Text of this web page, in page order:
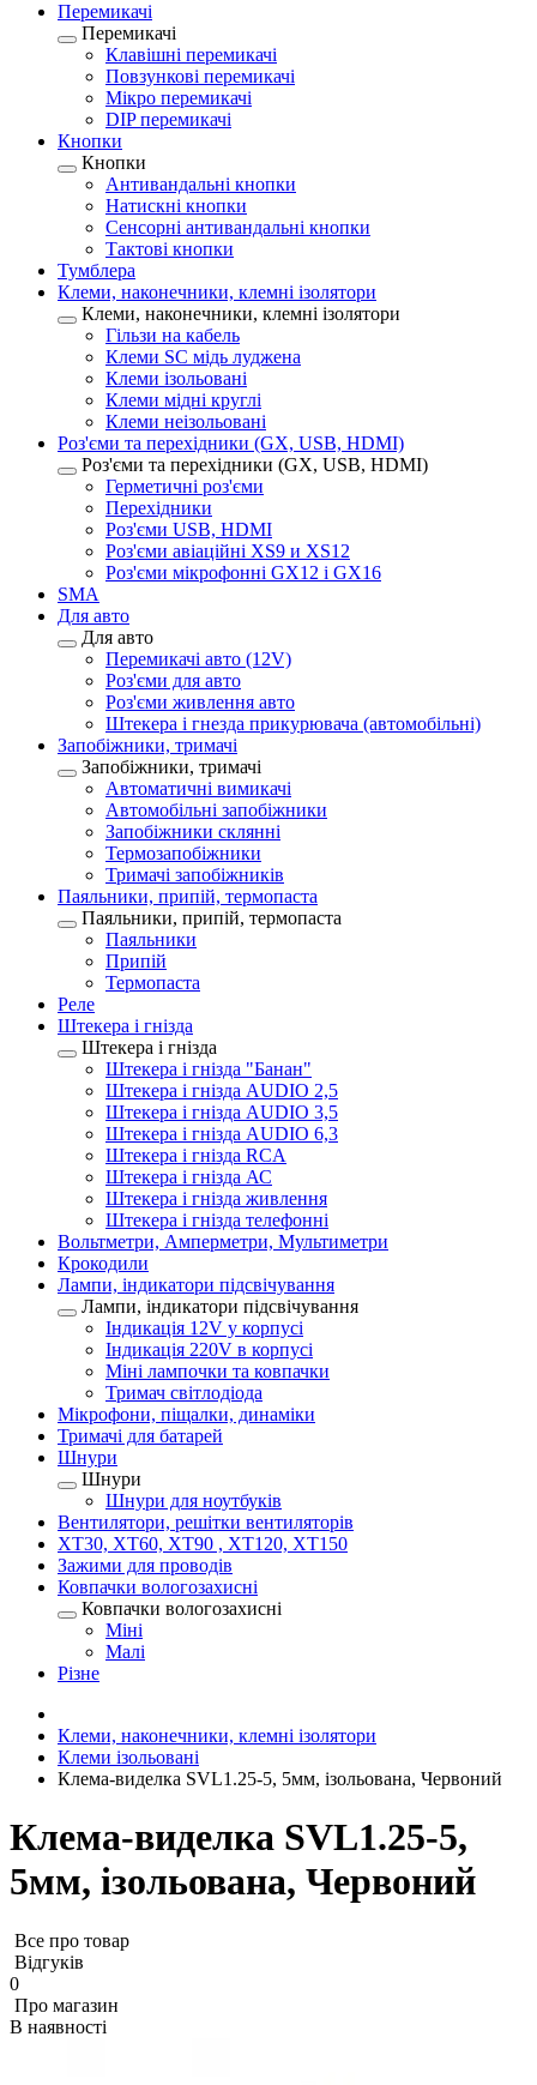
Перемикачі
Перемикачі
Клавішні перемикачі
Повзункові перемикачі
Мікро перемикачі
DIP перемикачі
Кнопки
Кнопки
Антивандальні кнопки
Натискні кнопки
Сенсорні антивандальні кнопки
Тактові кнопки
Тумблера
Клеми, наконечники, клемні ізолятори
Клеми, наконечники, клемні ізолятори
Гільзи на кабель
Клеми SC мідь луджена
Клеми ізольовані
Клеми мідні круглі
Клеми неізольовані
Роз'єми та перехідники (GX, USB, HDMI)
Роз'єми та перехідники (GX, USB, HDMI)
Герметичні роз'єми
Перехідники
Роз'єми USB, HDMI
Роз'єми авіаційні XS9 и XS12
Роз'єми мікрофонні GX12 і GX16
SMA
Для авто
Для авто
Перемикачі авто (12V)
Роз'єми для авто
Роз'єми живлення авто
Штекера і гнезда прикурювача (автомобільні)
Запобіжники, тримачі
Запобіжники, тримачі
Автоматичні вимикачі
Автомобільні запобіжники
Запобіжники склянні
Термозапобіжники
Тримачі запобіжників
Паяльники, припій, термопаста
Паяльники, припій, термопаста
Паяльники
Припій
Термопаста
Реле
Штекера і гнізда
Штекера і гнізда
Штекера і гнізда "Банан"
Штекера і гнізда AUDIO 2,5
Штекера і гнізда AUDIO 3,5
Штекера і гнізда AUDIO 6,3
Штекера і гнізда RCA
Штекера і гнізда АС
Штекера і гнізда живлення
Штекера і гнізда телефонні
Вольтметри, Амперметри, Мультиметри
Крокодили
Лампи, індикатори підсвічування
Лампи, індикатори підсвічування
Індикація 12V у корпусі
Індикація 220V в корпусі
Міні лампочки та ковпачки
Тримач світлодіода
Мікрофони, піщалки, динаміки
Тримачі для батарей
Шнури
Шнури
Шнури для ноутбуків
Вентилятори, решітки вентиляторів
XT30, XT60, XT90 , XT120, XT150
Зажими для проводів
Ковпачки вологозахисні
Ковпачки вологозахисні
Міні
Малі
Різне
Клеми, наконечники, клемні ізолятори
Клеми ізольовані
Клема-виделка SVL1.25-5, 5мм, ізольована, Червоний
Клема-виделка SVL1.25-5,
5мм, ізольована, Червоний
Все про товар
Відгуків
0
Про магазин
В наявності